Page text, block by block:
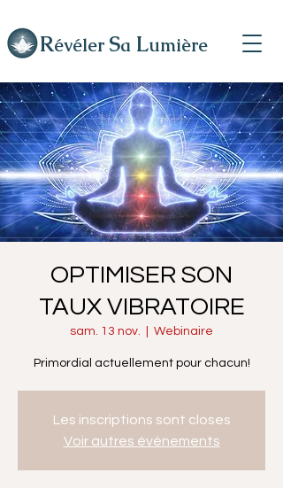
Révéler Sa Lumière
OPTIMISER SON
TAUX VIBRATOIRE
sam. 13 nov. Webinaire
Primordial actuellement pour chacun!
Les inscriptions sont closes
Voir autres événements